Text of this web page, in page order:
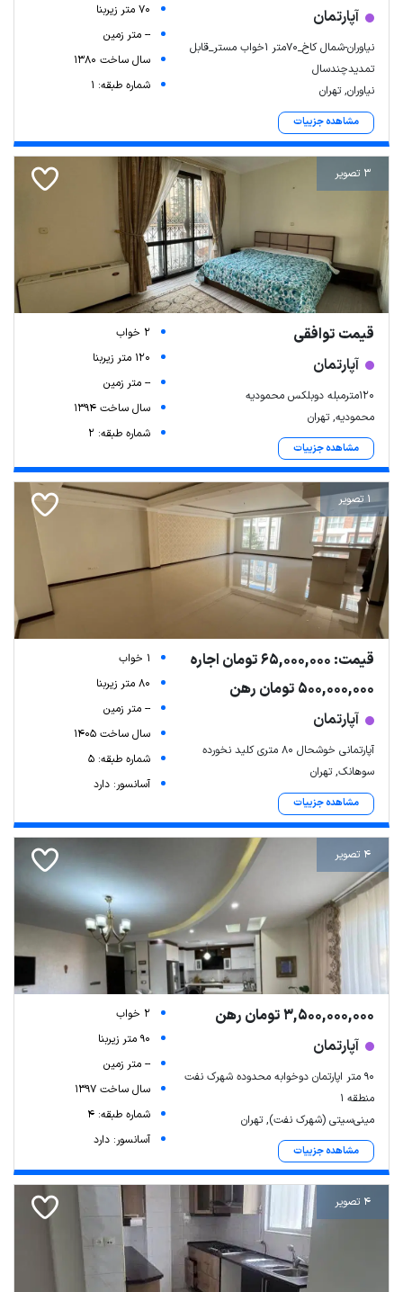
| Map data ©
آپارتمان
نیاوران-شمال کاخ_70متر 1خواب مستر_قابل
تمدیدچندسال
نیاوران, تهران
مشاهده جزییات
70 متر زیربنا
-- متر زمین
سال ساخت 1380
شماره طبقه: 1
3 تصویر
قیمت توافقی
آپارتمان
۱۲۰مترمبله دوبلکس محمودیه
محمودیه, تهران
مشاهده جزییات
2 خواب
120 متر زیربنا
-- متر زمین
سال ساخت 1394
شماره طبقه: 2
1 تصویر
قیمت: 65,000,000 تومان اجاره
500,000,000 تومان رهن
آپارتمان
آپارتمانی خوشحال ۸۰ متری کلید نخورده
سوهانک, تهران
مشاهده جزییات
1 خواب
80 متر زیربنا
-- متر زمین
سال ساخت 1405
شماره طبقه: 5
آسانسور: دارد
4 تصویر
3,500,000,000 تومان رهن
آپارتمان
۹۰ متر اپارتمان دوخوابه محدوده شهرک نفت
منطقه ۱
مینی‌سیتی (شهرک نفت), تهران
مشاهده جزییات
2 خواب
90 متر زیربنا
-- متر زمین
سال ساخت 1397
شماره طبقه: 4
آسانسور: دارد
4 تصویر